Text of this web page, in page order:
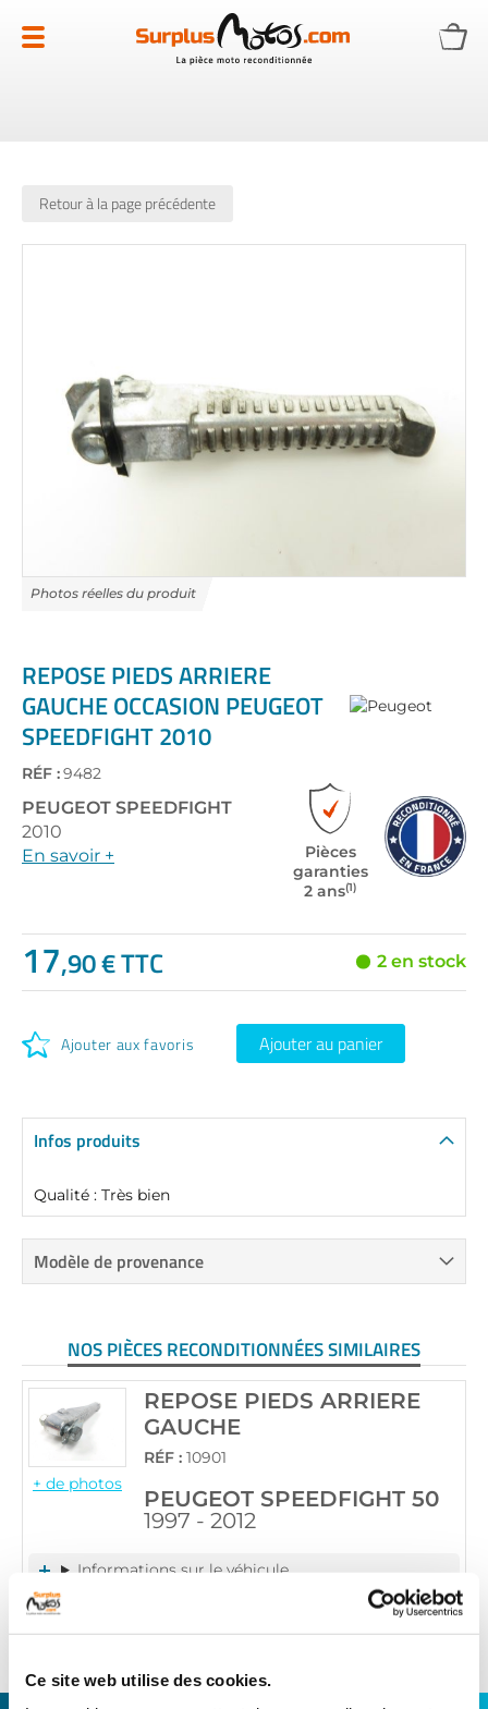
Ce site web utilise des cookies.
au
contenu
Retour à la page précédente
images
gallery
the
beginning
of
the
images
gallery
REPOSE PIEDS ARRIERE
GAUCHE OCCASION PEUGEOT
SPEEDFIGHT 2010
RÉF :9482
PEUGEOT SPEEDFIGHT
2010
En savoir +
Pièces
garanties
2 ans(1)
17,90 € TTC 2 en stock
Ajouter aux favoris Ajouter au panier
Infos produits
Qualité : Très bien
Modèle de provenance
NOS PIÈCES RECONDITIONNÉES SIMILAIRES
+ de photos
REPOSE PIEDS ARRIERE
GAUCHE
RÉF : 10901
PEUGEOT SPEEDFIGHT 50
1997 - 2012
Informations sur le véhicule
14 Ajouter au panier